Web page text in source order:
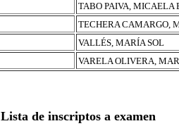
TABO PAIVA, MICAELA
TECHERA CAMARGO,
VALLÉS, MARÍA SOL
VARELA OLIVERA,
Lista de inscriptos a examen